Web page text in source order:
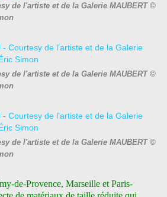
de l'artiste et de la Galerie MAUBERT ©
de l'artiste et de la Galerie MAUBERT ©
de l'artiste et de la Galerie MAUBERT ©
de-Provence, Marseille et Paris-